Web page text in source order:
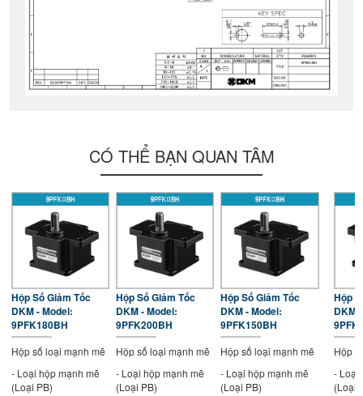
CÓ THỂ BẠN QUAN TÂM
Hộp Số Giảm Tốc
DKM - Model:
9PFK180BH
Hộp số loại mạnh mẽ
- Loại hộp mạnh mẽ
(Loại PB)
Hộp Số Giảm Tốc
DKM - Model:
9PFK200BH
Hộp số loại mạnh mẽ
- Loại hộp mạnh mẽ
(Loại PB)
Hộp Số Giảm Tốc
DKM - Model:
9PFK150BH
Hộp số loại mạnh mẽ
- Loại hộp mạnh mẽ
(Loại PB)
Hộp
DKM
Hộp
- Loại
(Loại